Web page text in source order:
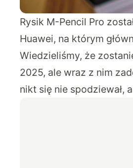
Rysik M-Pencil Pro
Huawei, na którym
Wiedzieliśmy, że
2025, ale wraz z nim
nikt się nie spodziewał,